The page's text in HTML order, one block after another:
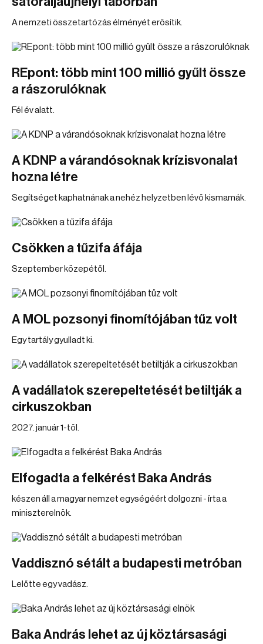
A nemzeti összetartózás élményét erősítik.
REpont: több mint 100 millió gyűlt össze
a rászorulóknak
Fél év alatt.
A KDNP a várandósoknak krízisvonalat
hozna létre
Segítséget kaphatnának a nehéz helyzetben lévő kismamák.
Csökken a tűzifa áfája
Szeptember közepétől.
A MOL pozsonyi finomítójában tűz volt
Egy tartály gyulladt ki.
A vadállatok szerepeltetését betiltják a
cirkuszokban
2027. január 1-től.
Elfogadta a felkérést Baka András
készen áll a magyar nemzet egységéért dolgozni - írta a
miniszterelnök.
Vaddisznó sétált a budapesti metróban
Lelőtte egy vadász.
Baka András lehet az új köztársasági